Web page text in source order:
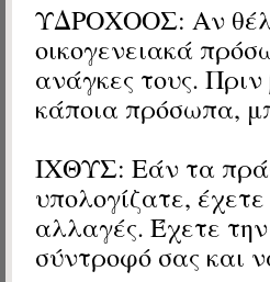
ΥΔΡΟΧΟΟΣ: Αν
οικογενειακά
ανάγκες τους.
κάποια πρόσωπα,
ΙΧΘΥΣ: Εάν τα
υπολογίζατε,
αλλαγές. Έχετε
σύντροφό σας και